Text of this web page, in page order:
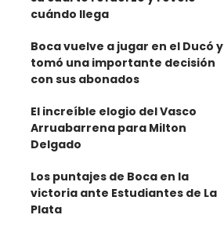
cuándo llega
Boca vuelve a jugar en el Ducó y
tomó una importante decisión
con sus abonados
El increíble elogio del Vasco
Arruabarrena para Milton
Delgado
Los puntajes de Boca en la
victoria ante Estudiantes de La
Plata